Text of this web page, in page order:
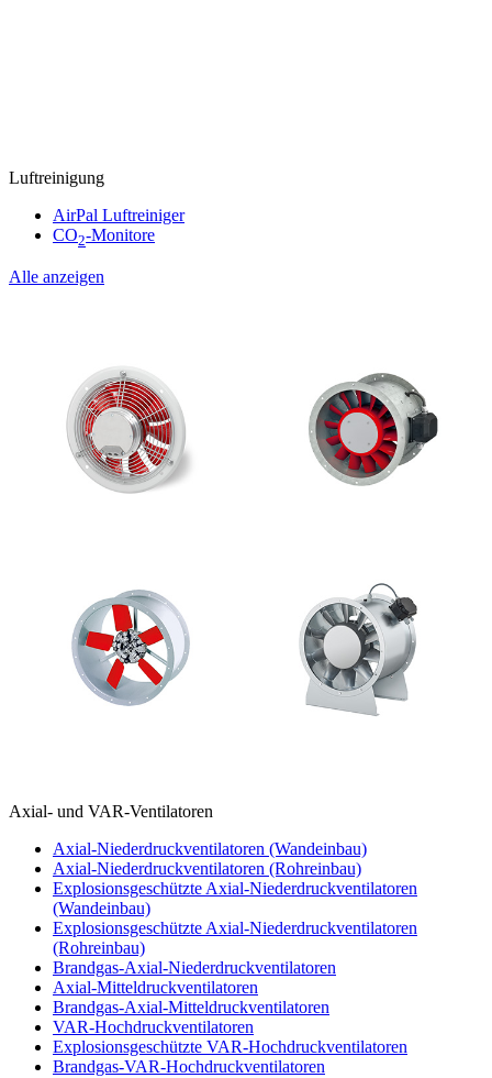
Luftreinigung
AirPal Luftreiniger
CO2-Monitore
Alle anzeigen
Axial- und VAR-Ventilatoren
Axial-Niederdruckventilatoren (Wandeinbau)
Axial-Niederdruckventilatoren (Rohreinbau)
Explosionsgeschützte Axial-Niederdruckventilatoren
(Wandeinbau)
Explosionsgeschützte Axial-Niederdruckventilatoren
(Rohreinbau)
Brandgas-Axial-Niederdruckventilatoren
Axial-Mitteldruckventilatoren
Brandgas-Axial-Mitteldruckventilatoren
VAR-Hochdruckventilatoren
Explosionsgeschützte VAR-Hochdruckventilatoren
Brandgas-VAR-Hochdruckventilatoren